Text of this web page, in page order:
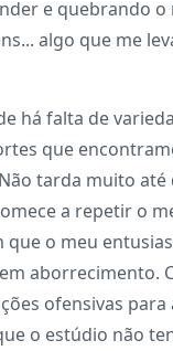
e quebrando
algo que me
há falta de
que
tarda muito até
a repetir o
que o meu
aborrecimento.
ofensivas para
o estúdio não